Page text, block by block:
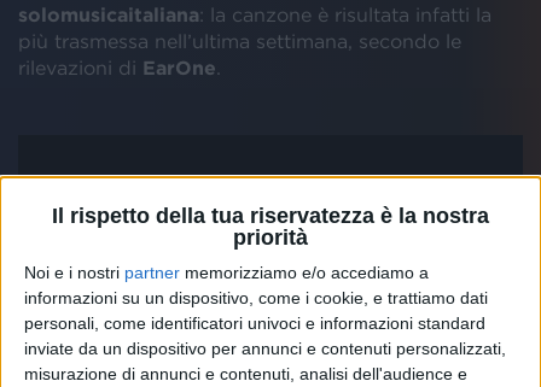
Il rispetto della tua riservatezza è la nostra
priorità
Noi e i nostri partner memorizziamo e/o accediamo a
informazioni su un dispositivo, come i cookie, e trattiamo dati
personali, come identificatori univoci e informazioni standard
inviate da un dispositivo per annunci e contenuti personalizzati,
misurazione di annunci e contenuti, analisi dell'audience e
solomusicaitaliana: la canzone è risultata infatti la
più trasmessa nell’ultima settimana, secondo le
rilevazioni di EarOne